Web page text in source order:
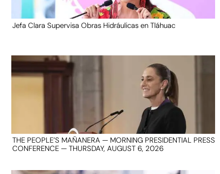
Jefa Clara Supervisa Obras Hidráulicas en Tláhuac
THE PEOPLE’S MAÑANERA — MORNING PRESIDENTIAL PRESS
CONFERENCE — THURSDAY, AUGUST 6, 2026